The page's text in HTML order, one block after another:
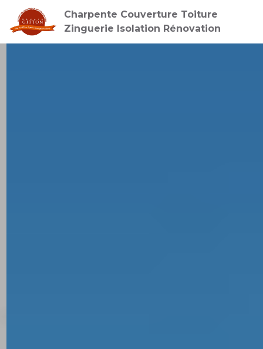
Charpente Couverture Toiture
Zinguerie Isolation Rénovation